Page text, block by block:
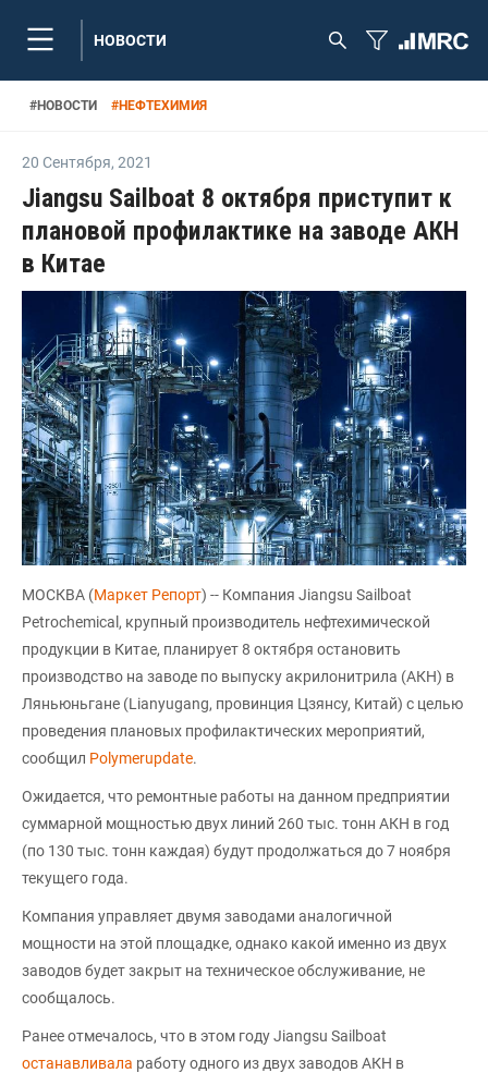
НОВОСТИ
#НОВОСТИ #НЕФТЕХИМИЯ
20 Сентября, 2021
Jiangsu Sailboat 8 октября приступит к
плановой профилактике на заводе АКН
в Китае
МОСКВА (Маркет Репорт) -- Компания Jiangsu Sailboat
Petrochemical, крупный производитель нефтехимической
продукции в Китае, планирует 8 октября остановить
производство на заводе по выпуску акрилонитрила (АКН) в
Ляньюньгане (Lianyugang, провинция Цзянсу, Китай) с целью
проведения плановых профилактических мероприятий,
сообщил Polymerupdate.
Ожидается, что ремонтные работы на данном предприятии
суммарной мощностью двух линий 260 тыс. тонн АКН в год
(по 130 тыс. тонн каждая) будут продолжаться до 7 ноября
текущего года.
Компания управляет двумя заводами аналогичной
мощности на этой площадке, однако какой именно из двух
заводов будет закрыт на техническое обслуживание, не
сообщалось.
Ранее отмечалось, что в этом году Jiangsu Sailboat
останавливала работу одного из двух заводов АКН в